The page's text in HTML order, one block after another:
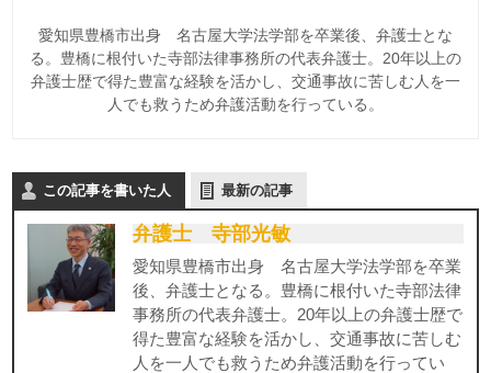
愛知県豊橋市出身 名古屋大学法学部を卒業後、弁護士とな
る。豊橋に根付いた寺部法律事務所の代表弁護士。20年以上の
弁護士歴で得た豊富な経験を活かし、交通事故に苦しむ人を一
人でも救うため弁護活動を行っている。
この記事を書いた人 最新の記事
弁護士 寺部光敏
愛知県豊橋市出身 名古屋大学法学部を卒業
後、弁護士となる。豊橋に根付いた寺部法律
事務所の代表弁護士。20年以上の弁護士歴で
得た豊富な経験を活かし、交通事故に苦しむ
人を一人でも救うため弁護活動を行ってい